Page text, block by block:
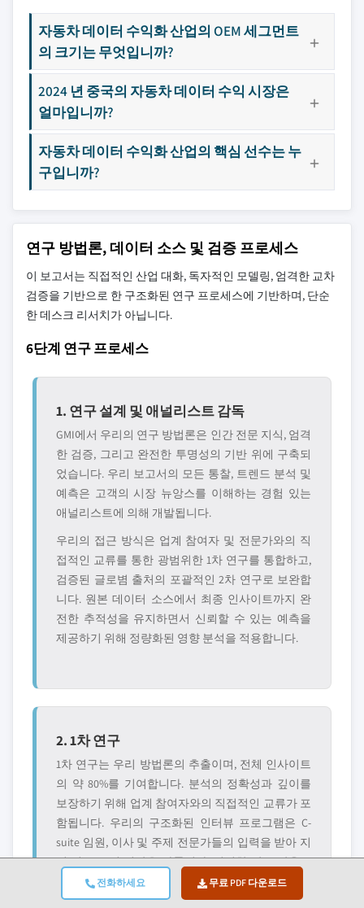
전화하세요 무료 PDF 다운로드
자동차 데이터 수익화 산업의 OEM 세그먼트
의 크기는 무엇입니까?
2024 년 중국의 자동차 데이터 수익 시장은
얼마입니까?
자동차 데이터 수익화 산업의 핵심 선수는 누
구입니까?
연구 방법론, 데이터 소스 및 검증 프로세스
이 보고서는 직접적인 산업 대화, 독자적인 모델링, 엄격한 교차
검증을 기반으로 한 구조화된 연구 프로세스에 기반하며, 단순
한 데스크 리서치가 아닙니다.
6단계 연구 프로세스
1. 연구 설계 및 애널리스트 감독
GMI에서 우리의 연구 방법론은 인간 전문 지식, 엄격
한 검증, 그리고 완전한 투명성의 기반 위에 구축되
었습니다. 우리 보고서의 모든 통찰, 트렌드 분석 및
예측은 고객의 시장 뉴앙스를 이해하는 경험 있는
애널리스트에 의해 개발됩니다.
우리의 접근 방식은 업계 참여자 및 전문가와의 직
접적인 교류를 통한 광범위한 1차 연구를 통합하고,
검증된 글로볌 출처의 포괄적인 2차 연구로 보완합
니다. 원본 데이터 소스에서 최종 인사이트까지 완
전한 추적성을 유지하면서 신뢰할 수 있는 예측을
제공하기 위해 정량화된 영향 분석을 적용합니다.
2. 1차 연구
1차 연구는 우리 방법론의 추출이며, 전체 인사이트
의 약 80%를 기여합니다. 분석의 정확성과 깊이를
보장하기 위해 업계 참여자와의 직접적인 교류가 포
함됩니다. 우리의 구조화된 인터뷰 프로그램은 C-
suite 임원, 이사 및 주제 전문가들의 입력을 받아 지
역 및 글로볌 시장을 다룹니다. 이러한 상호 작용은
전략적, 운영적, 기술적 관점을 제공하여 종합적인
인사이트와 신뢰할 수 있는 시장 예측을 가능하게